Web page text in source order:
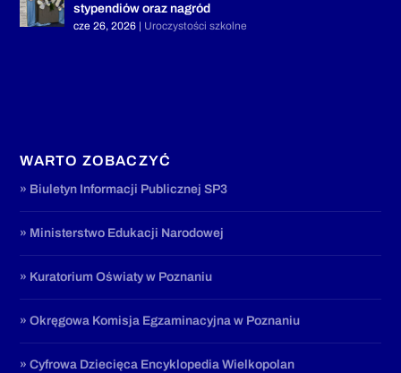
stypendiów oraz nagród
cze 26, 2026 | Uroczystości szkolne
WARTO ZOBACZYĆ
» Biuletyn Informacji Publicznej SP3
» Ministerstwo Edukacji Narodowej
» Kuratorium Oświaty w Poznaniu
» Okręgowa Komisja Egzaminacyjna w Poznaniu
» Cyfrowa Dziecięca Encyklopedia Wielkopolan